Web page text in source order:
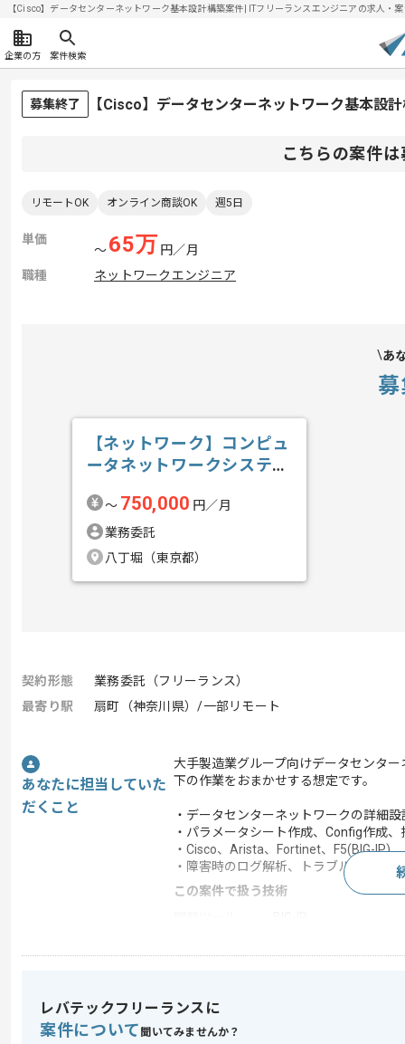
【Cisco】データセンターネットワーク基本設計構築案件| ITフリーランスエンジニアの求人・
企業の方 案件検索
募集終了 【Cisco】データセンターネットワーク基本設
こちらの案件
リモートOK オンライン商談OK 週5日
単価
〜65万 円／月
職種
ネットワークエンジニア
あ
【ネットワーク】コンピュ
ータネットワークシステム
件〜 750,000 円／月
業務委託
八丁堀（東京都）
契約形態
業務委託（フリーランス）
最寄り駅
扇町（神奈川県）/一部リモート
あなたに担当していた
だくこと
大手製造業グループ向けデータセンタ
下の作業をおまかせする想定です。
・データセンターネットワークの詳細
・パラメータシート作成、Config作成、
・Cisco、Arista、Fortinet、F5(BIG-IP)
・障害時のログ解析、トラブルシュー
この案件で扱う技術
レバテックフリーランスに
案件について 聞いてみませんか？